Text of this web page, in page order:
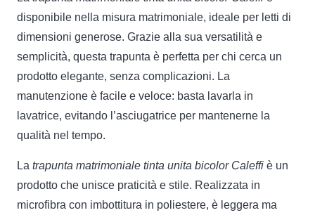
disponibile nella misura matrimoniale, ideale per letti di
dimensioni generose. Grazie alla sua versatilità e
semplicità, questa trapunta è perfetta per chi cerca un
prodotto elegante, senza complicazioni. La
manutenzione è facile e veloce: basta lavarla in
lavatrice, evitando l’asciugatrice per mantenerne la
qualità nel tempo.
La trapunta matrimoniale tinta unita bicolor Caleffi è un
prodotto che unisce praticità e stile. Realizzata in
microfibra con imbottitura in poliestere, è leggera ma